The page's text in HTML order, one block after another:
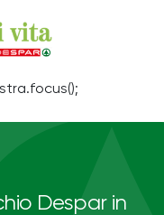
Despar in